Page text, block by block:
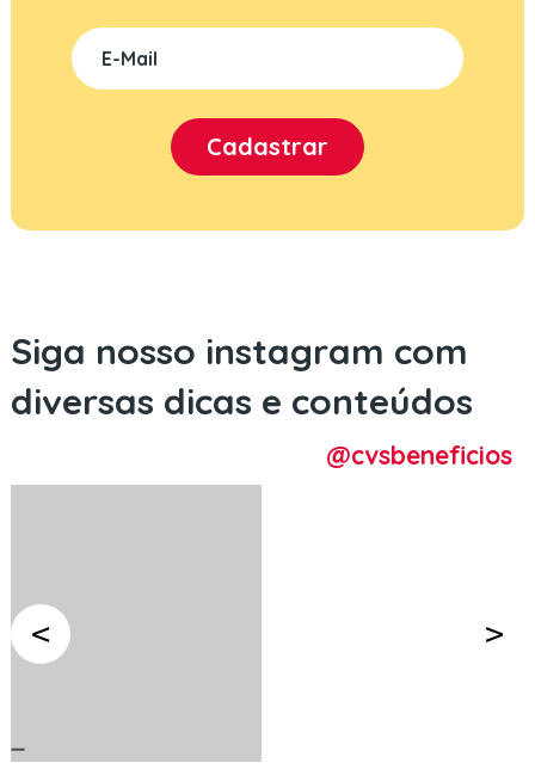
Siga nosso instagram com
diversas dicas e conteúdos
@cvsbeneficios